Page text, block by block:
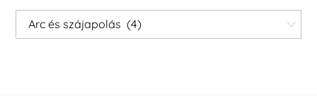
Kategóriák